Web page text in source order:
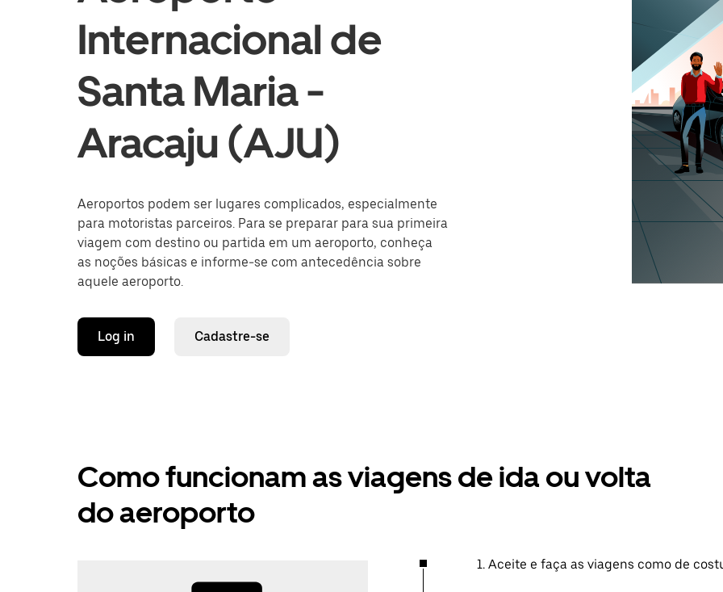
Internacional de
Santa Maria -
Aracaju (AJU)
Aeroportos podem ser lugares complicados, especialmente
para motoristas parceiros. Para se preparar para sua primeira
viagem com destino ou partida em um aeroporto, conheça
as noções básicas e informe-se com antecedência sobre
aquele aeroporto.
Log in Cadastre-se
Como funcionam as viagens de ida ou volta
do aeroporto
1. Aceite e faça as viagens como de